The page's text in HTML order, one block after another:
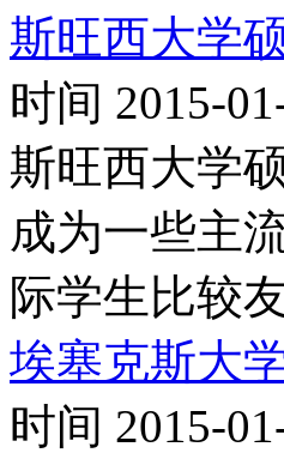
斯旺西大学
时间 2015-
斯旺西大学
成为一些主
际学生比较
埃塞克斯大
时间 2015-